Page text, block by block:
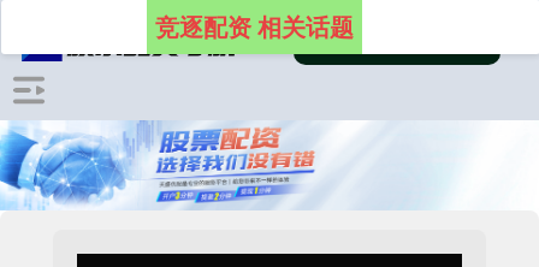
竞逐配资 相关话题